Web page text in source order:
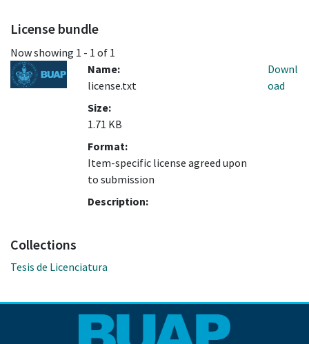
License bundle
Now showing 1 - 1 of 1
Name:
license.txt
Size:
1.71 KB
Format:
Item-specific license agreed upon
to submission
Description:
Downl
oad
Collections
Tesis de Licenciatura